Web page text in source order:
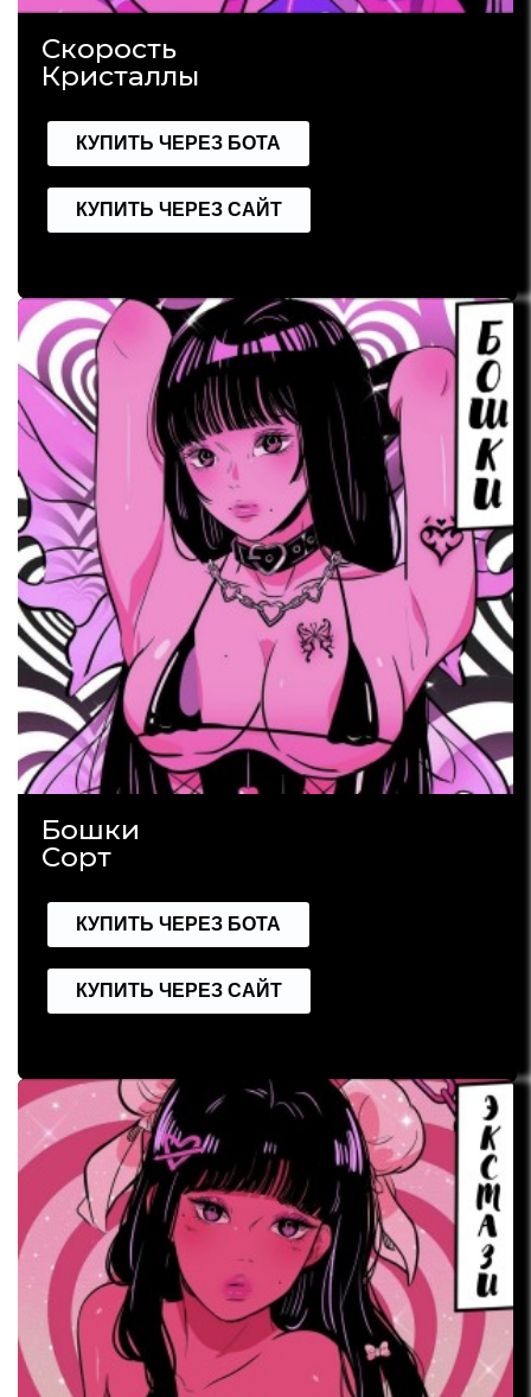
Скорость
Кристаллы
КУПИТЬ ЧЕРЕЗ БОТА
КУПИТЬ ЧЕРЕЗ САЙТ
Бошки
Сорт
КУПИТЬ ЧЕРЕЗ БОТА
КУПИТЬ ЧЕРЕЗ САЙТ